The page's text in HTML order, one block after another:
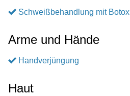
Schweißbehandlung mit Botox
Arme und Hände
Handverjüngung
Haut